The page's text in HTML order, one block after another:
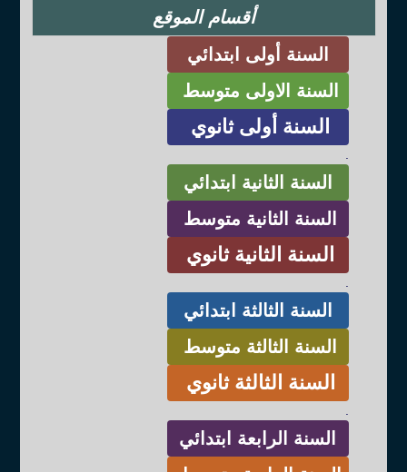
أقسام الموقع
السنة أولى ابتدائي
السنة الاولى متوسط
السنة أولى ثانوي
السنة الثانية ابتدائي
السنة الثانية متوسط
السنة الثانية ثانوي
السنة الثالثة ابتدائي
السنة الثالثة متوسط
السنة الثالثة ثانوي
السنة الرابعة ابتدائي